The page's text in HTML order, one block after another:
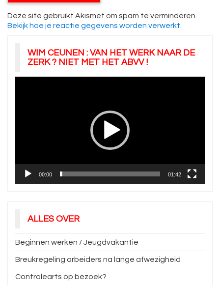
Deze site gebruikt Akismet om spam te verminderen.
Bekijk hoe je reactie gegevens worden verwerkt.
WIM CEUNEN : VAN HET WERK NAAR DE
ZERK ? NIET MET HET ABVV !
00:00 01:42
ALLES OVER
Beginnen werken / Jeugdvakantie
Breukregeling arbeiders na lange afwezigheid
Controlearts op bezoek?